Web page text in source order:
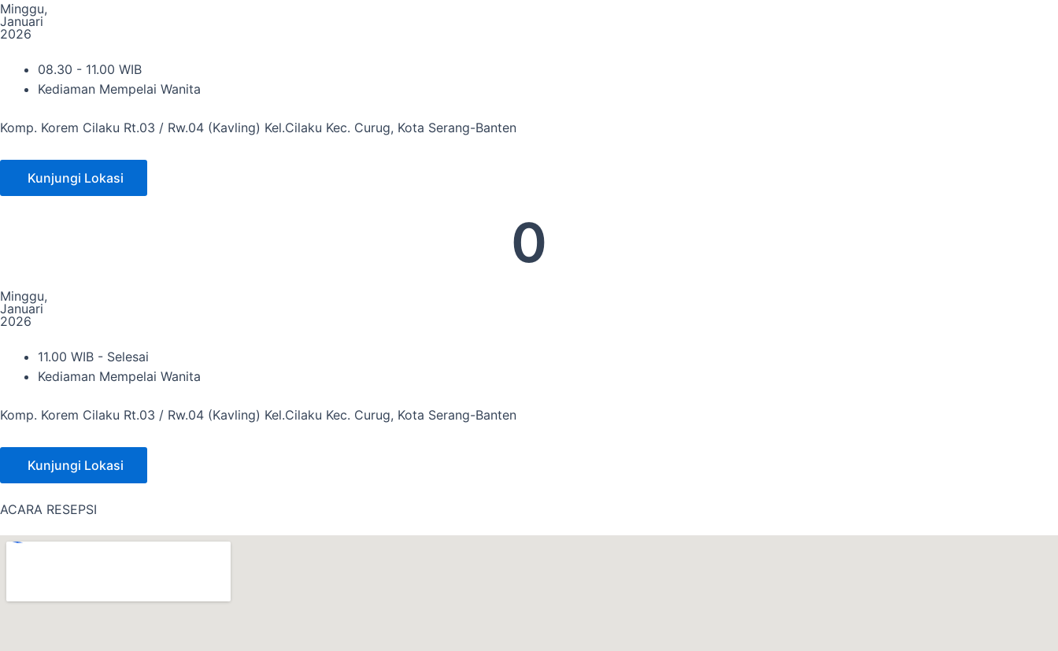
Minggu,
Januari
2026
08.30 - 11.00 WIB
Kediaman Mempelai Wanita
Komp. Korem Cilaku Rt.03 / Rw.04 (Kavling) Kel.Cilaku Kec. Curug, Kota Serang-Banten
Kunjungi Lokasi
0
Minggu,
Januari
2026
11.00 WIB - Selesai
Kediaman Mempelai Wanita
Komp. Korem Cilaku Rt.03 / Rw.04 (Kavling) Kel.Cilaku Kec. Curug, Kota Serang-Banten
Kunjungi Lokasi
ACARA RESEPSI